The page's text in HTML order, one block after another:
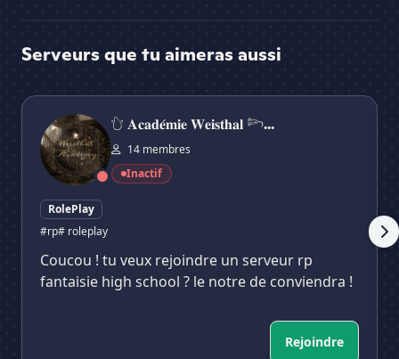
Serveurs que tu aimeras aussi
𓈑 𝐀𝐜𝐚𝐝𝐞́𝐦𝐢𝐞 𝐖𝐞𝐢𝐬𝐭𝐡𝐚𝐥 𓆸 ⌈𝐑𝐏⌋
𓈑 𝐀𝐜𝐚𝐝𝐞́𝐦𝐢𝐞 𝐖𝐞𝐢𝐬𝐭𝐡𝐚𝐥 𓆸...
14 membres
Inactif
RolePlay
#rp# roleplay
Coucou ! tu veux rejoindre un serveur rp
fantaisie high school ? le notre de conviendra !
Rejoindre